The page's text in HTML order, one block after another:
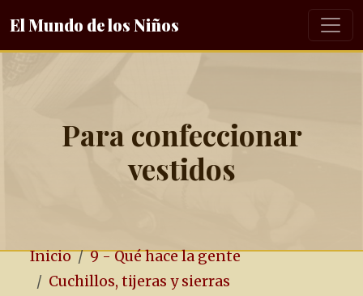
El Mundo de los Niños
Para confeccionar
vestidos
Inicio
9 - Qué hace la gente
Cuchillos, tijeras y sierras